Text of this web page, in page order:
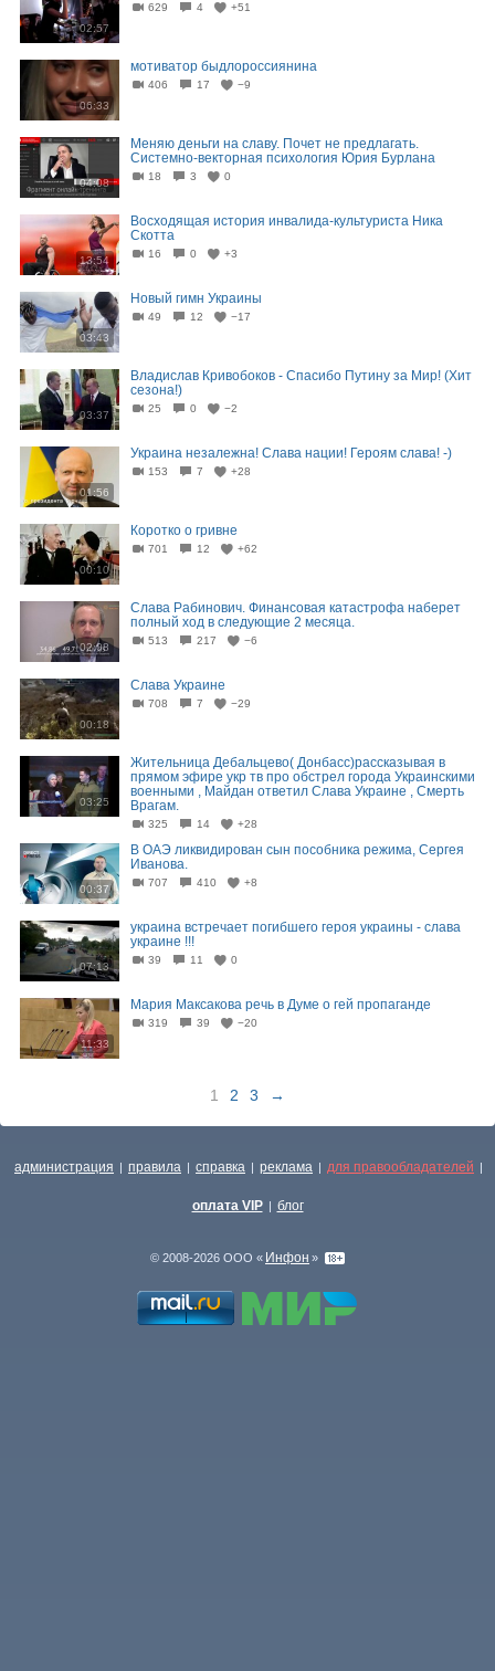
02:57
629 4 +51
06:33
мотиватор быдлороссиянина
406 17 −9
04:08
Меняю деньги на славу. Почет не предлагать.
Системно-векторная психология Юрия Бурлана
18 3 0
13:54
Восходящая история инвалида-культуриста Ника
Скотта
16 0 +3
03:43
Новый гимн Украины
49 12 −17
03:37
Владислав Кривобоков - Спасибо Путину за Мир! (Хит
сезона!)
25 0 −2
01:56
Украина незалежна! Слава нации! Героям слава! -)
153 7 +28
00:10
Коротко о гривне
701 12 +62
02:08
Слава Рабинович. Финансовая катастрофа наберет
полный ход в следующие 2 месяца.
513 217 −6
00:18
Слава Украине
708 7 −29
03:25
Жительница Дебальцево( Донбасс)рассказывая в
прямом эфире укр тв про обстрел города Украинскими
военными , Майдан ответил Слава Украине , Смерть
Врагам.
325 14 +28
00:37
В ОАЭ ликвидирован сын пособника режима, Сергея
Иванова.
707 410 +8
07:13
украина встречает погибшего героя украины - слава
украине !!!
39 11 0
11:33
Мария Максакова речь в Думе о гей пропаганде
319 39 −20
1 2 3 →
администрация | правила | справка | реклама | для правообладателей |
оплата VIP | блог
© 2008-2026 ООО « Инфон »